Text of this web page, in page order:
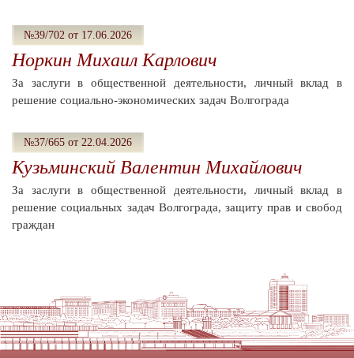
№39/702 от 17.06.2026
Норкин Михаил Карлович
За заслуги в общественной деятельности, личный вклад в
решение социально-экономических задач Волгограда
№37/665 от 22.04.2026
Кузьминский Валентин Михайлович
За заслуги в общественной деятельности, личный вклад в
решение социальных задач Волгограда, защиту прав и свобод
граждан